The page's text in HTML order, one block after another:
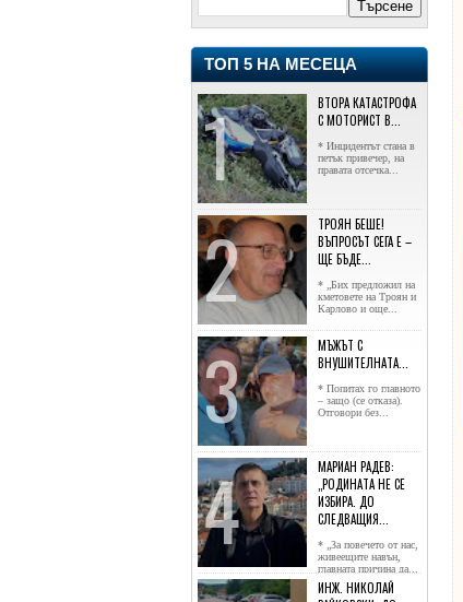
ТОП 5 НА МЕСЕЦА
ВТОРА КАТАСТРОФА
С МОТОРИСТ В...
* Инцидентът стана в
петък привечер, на
правата отсечка...
ТРОЯН БЕШЕ!
ВЪПРОСЪТ СЕГА Е –
ЩЕ БЪДЕ...
* „Бих предложил на
кметовете на Троян и
Карлово и още...
МЪЖЪТ С
ВНУШИТЕЛНАТА...
* Попитах го главното
– защо (се отказа).
Отговори без...
МАРИАН РАДЕВ:
„РОДИНАТА НЕ СЕ
ИЗБИРА. ДО
СЛЕДВАЩИЯ...
* „За повечето от нас,
живеещите навън,
главната причина да...
ИНЖ. НИКОЛАЙ